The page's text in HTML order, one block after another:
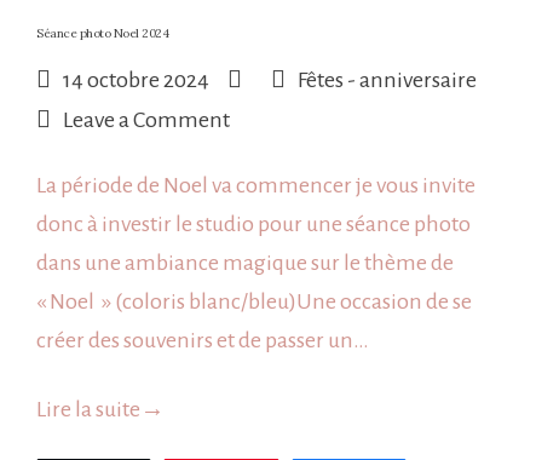
Séance photo Noel 2024
14 octobre 2024
Fêtes - anniversaire
Leave a Commenton
photo
Noel
2024
La période de Noel va commencer je vous invite
donc à investir le studio pour une séance photo
dans une ambiance magique sur le thème de
« Noel » (coloris blanc/bleu)Une occasion de se
créer des souvenirs et de passer un…
Lire la suite →